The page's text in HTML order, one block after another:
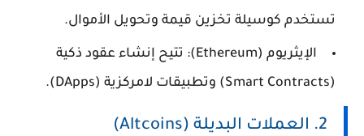
تستخدم كوسيلة تخزين قيمة وتحويل الأموال.
الإيثريوم (Ethereum)
: تتيح إنشاء عقود ذكية
(Smart Contracts) وتطبيقات لامركزية (DApps).
2. العملات البديلة (Altcoins)